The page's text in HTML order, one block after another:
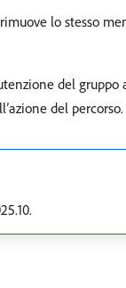
lo stesso
del
del percorso.